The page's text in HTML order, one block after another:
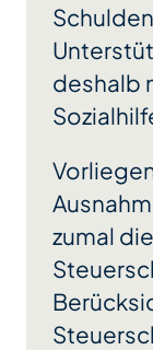
deshalb
zumal